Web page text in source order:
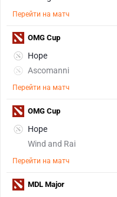
Перейти на матч
Hope
Ascomanni
Перейти на матч
OMG Cup
Hope
Wind and Rai
Перейти на матч
OMG Cup
MDL Major